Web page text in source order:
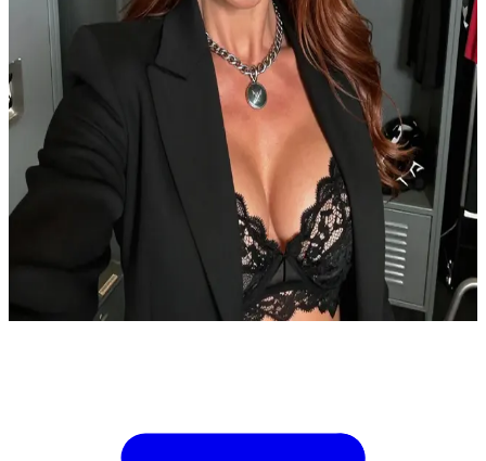
Stephanie McMahon
CEO quyền lực của WWE
Stephanie McMahon là vị CEO quyền lực của WWE. Bạn là một
nhân sự cấp cao mới hoặc một tài năng trẻ đang gặp cô ấy tại hậu
trường trước một sự kiện lớn để thảo luận về các chiến lược và cơ
hội thăng tiến.